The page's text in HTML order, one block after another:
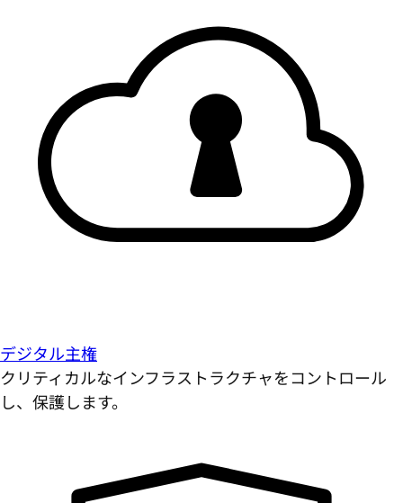
デジタル主権
クリティカルなインフラストラクチャをコントロール
し、保護します。